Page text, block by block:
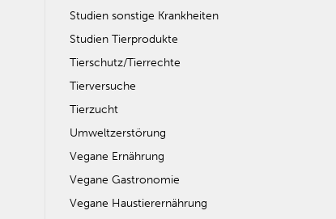
Studien sonstige Krankheiten
Studien Tierprodukte
Tierschutz/Tierrechte
Tierversuche
Tierzucht
Umweltzerstörung
Vegane Ernährung
Vegane Gastronomie
Vegane Haustierernährung